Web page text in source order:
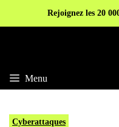
Rejoignez les 20
Menu
Cyberattaques